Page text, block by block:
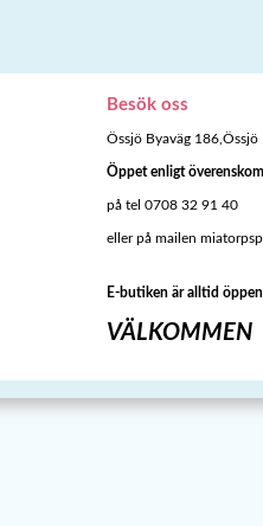
Besök oss
Össjö Byaväg 186,Össjö
Öppet enligt
på tel 0708 32 91 40
eller på mailen
E-butiken är alltid öppen
VÄLKOMMEN